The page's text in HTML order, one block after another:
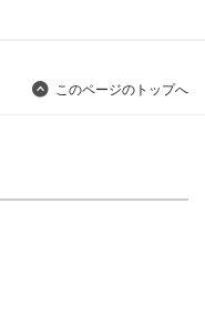
このページのトップへ